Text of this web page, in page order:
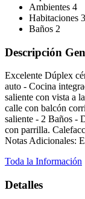
Ambientes 4
Habitaciones 3
Baños 2
Descripción
Excelente Dúplex
auto - Cocina
saliente con vista a
calle con balcón
saliente - 2 Baños -
con parrilla.
Notas Adicionales:
Toda la Información
Detalles